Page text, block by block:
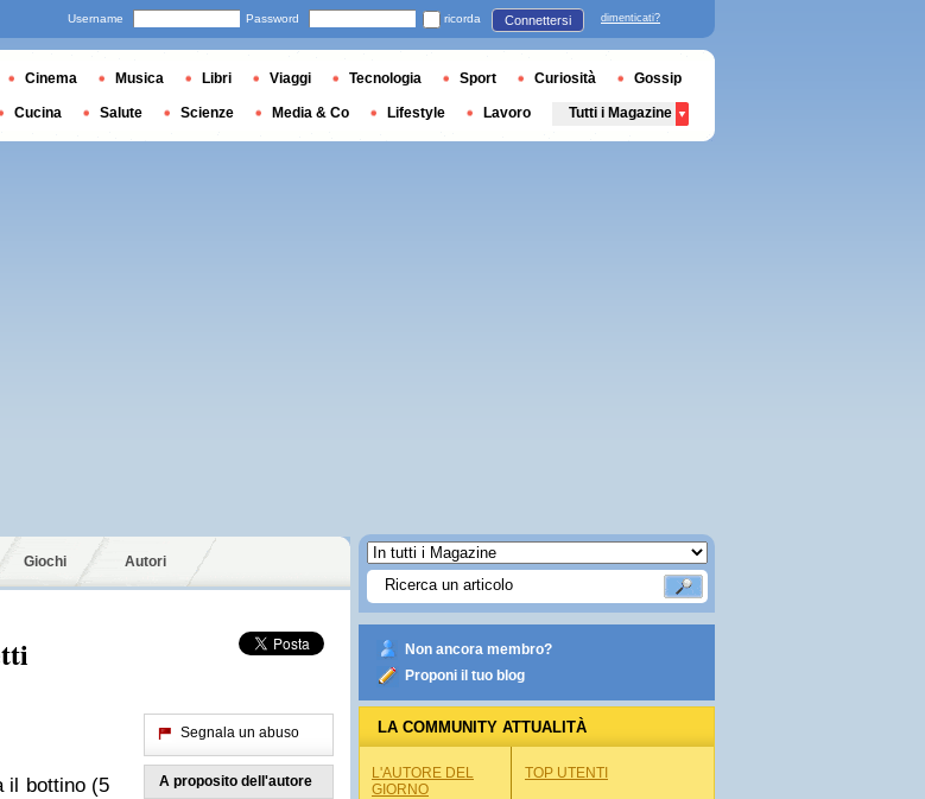
Giochi Autori
il bottino (5
Segnala un abuso
A proposito dell'autore
Non ancora membro?
Proponi il tuo blog
LA COMMUNITY ATTUALITÀ
L'AUTORE DEL
GIORNO
TOP UTENTI
Username Password ricorda Connettersi dimenticati?
Cinema Musica Libri Viaggi Tecnologia Sport Curiosità Gossip
Cucina Salute Scienze Media & Co Lifestyle Lavoro Tutti i Magazine